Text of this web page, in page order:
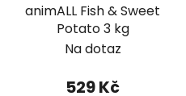
animALL Fish & Sweet
Potato 3 kg
Na dotaz
529 Kč